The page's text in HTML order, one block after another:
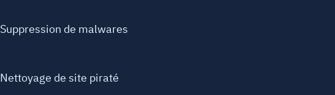
Suppression de malwares
Nettoyage de site piraté